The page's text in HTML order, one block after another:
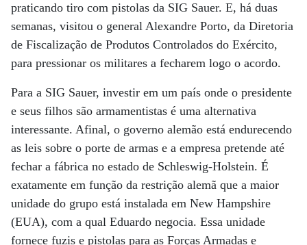
praticando tiro com pistolas da SIG Sauer. E, há duas
semanas, visitou o general Alexandre Porto, da Diretoria
de Fiscalização de Produtos Controlados do Exército,
para pressionar os militares a fecharem logo o acordo.
Para a SIG Sauer, investir em um país onde o presidente
e seus filhos são armamentistas é uma alternativa
interessante. Afinal, o governo alemão está endurecendo
as leis sobre o porte de armas e a empresa pretende até
fechar a fábrica no estado de Schleswig-Holstein. É
exatamente em função da restrição alemã que a maior
unidade do grupo está instalada em New Hampshire
(EUA), com a qual Eduardo negocia. Essa unidade
fornece fuzis e pistolas para as Forças Armadas e